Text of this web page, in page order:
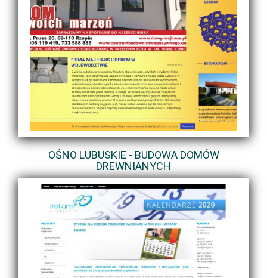
OŚNO LUBUSKIE - BUDOWA DOMÓW
DREWNIANYCH